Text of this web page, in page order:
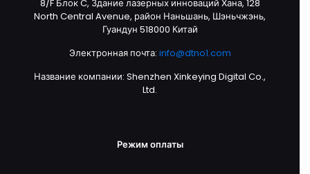
8/F Блок C, Здание лазерных инноваций Хана, 128
North Central Avenue, район Наньшань, Шэньчжэнь,
Гуандун 518000 Китай
Электронная почта: info@dtno1.com
Название компании: Shenzhen Xinkeying Digital Co.,
Ltd.
Режим оплаты